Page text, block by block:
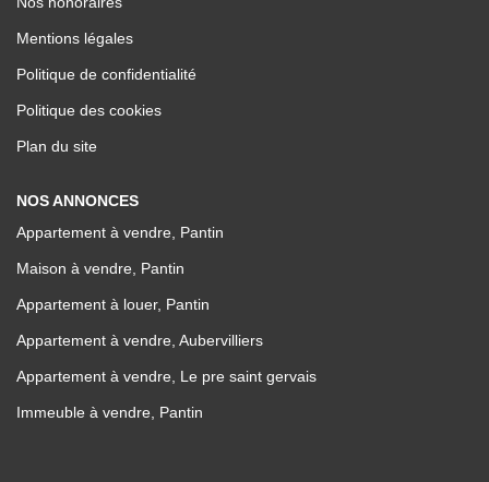
Mentions légales
Politique de confidentialité
Politique des cookies
Plan du site
NOS ANNONCES
Appartement à vendre, Pantin
Maison à vendre, Pantin
Appartement à louer, Pantin
Appartement à vendre, Aubervilliers
Appartement à vendre, Le pre saint gervais
Immeuble à vendre, Pantin